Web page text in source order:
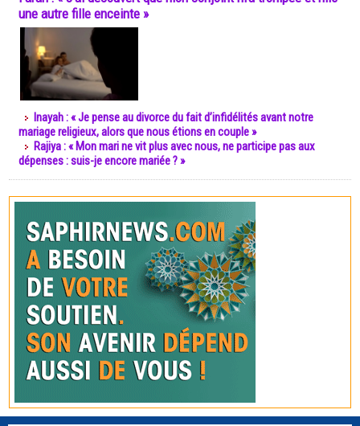
une autre fille enceinte »
Inayah : « Je pense au divorce du fait d’infidélités avant notre
mariage religieux, alors que nous étions en couple »
Rajiya : « Mon mari ne vit plus avec nous, ne participe pas aux
dépenses : suis-je encore mariée ? »